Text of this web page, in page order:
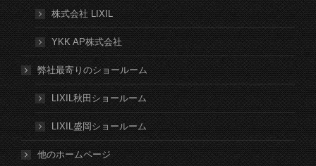
株式会社 LIXIL
YKK AP株式会社
弊社最寄りのショールーム
LIXIL秋田ショールーム
LIXIL盛岡ショールーム
他のホームページ